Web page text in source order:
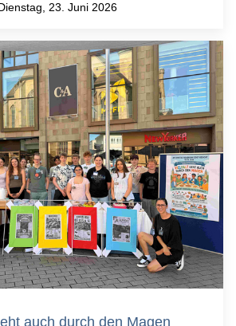
23. Juni 2026
auch durch den Magen